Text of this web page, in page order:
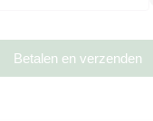
Betalen en verzenden